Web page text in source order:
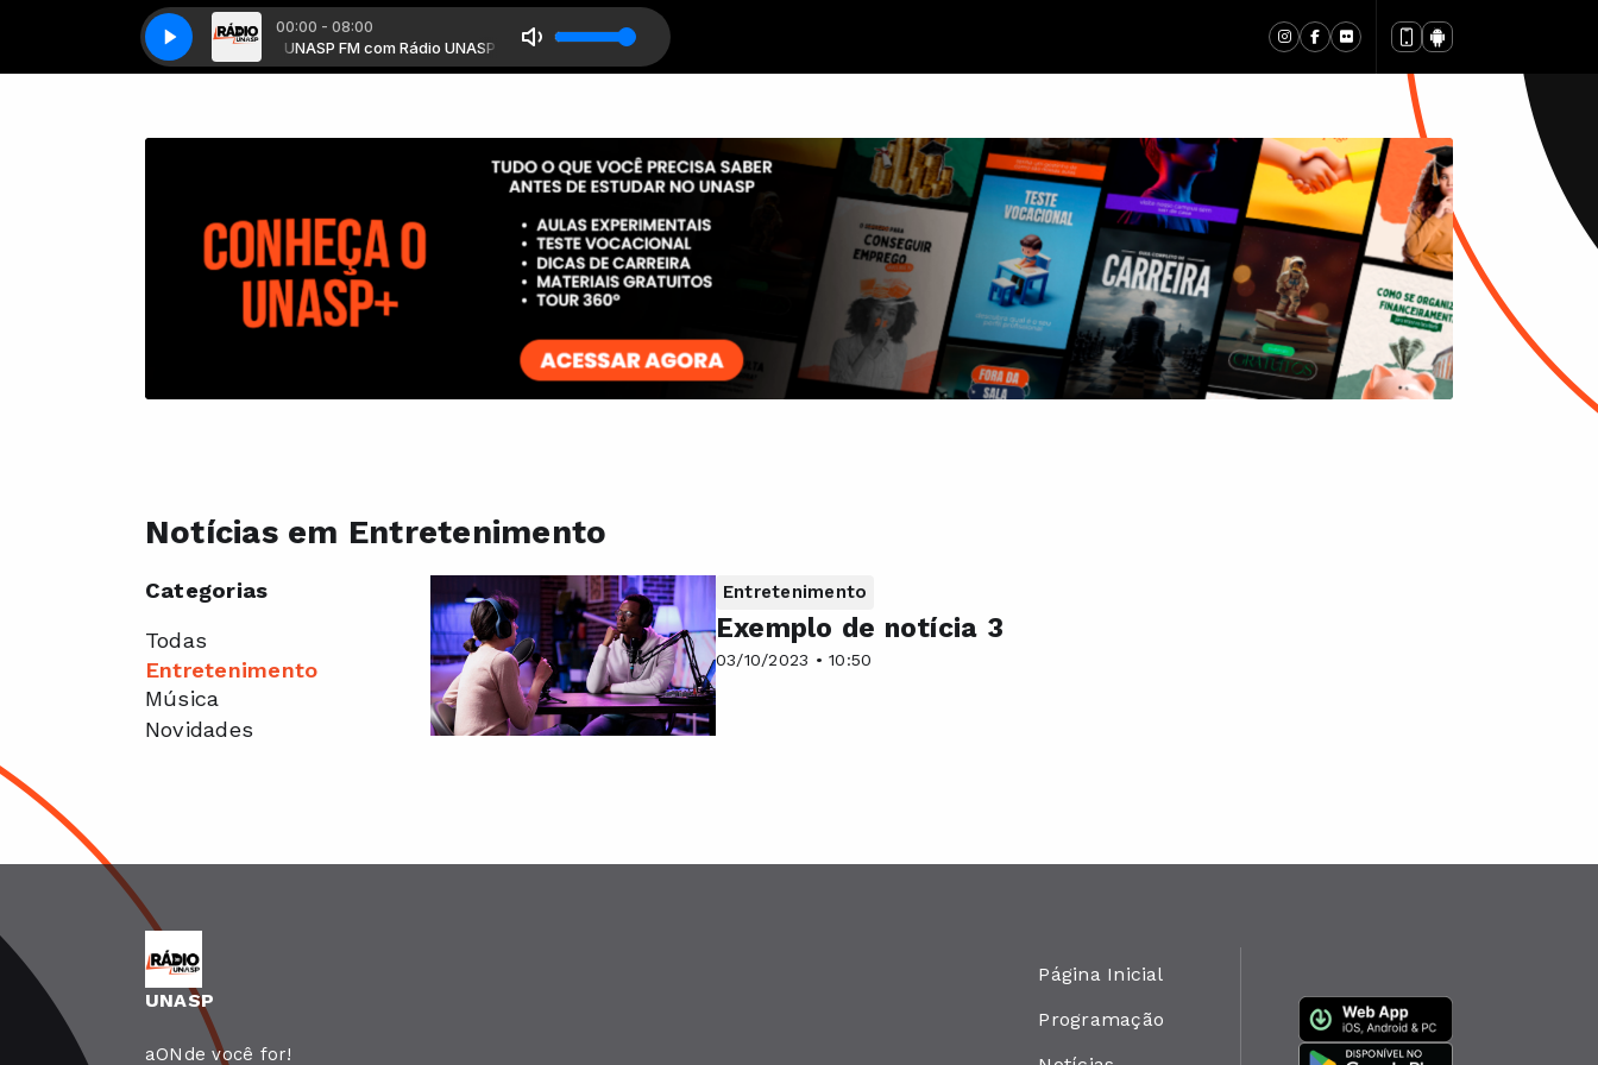
00:00 - 08:00
UNASP FM com Rádio UNASP UNASP FM com Rádio UNASP
Notícias em Entretenimento
Categorias
Todas
Entretenimento
Música
Novidades
Entretenimento
03/10/2023 • 10:50
Exemplo de notícia 3
UNASP
aONde você for!
Página Inicial
Programação